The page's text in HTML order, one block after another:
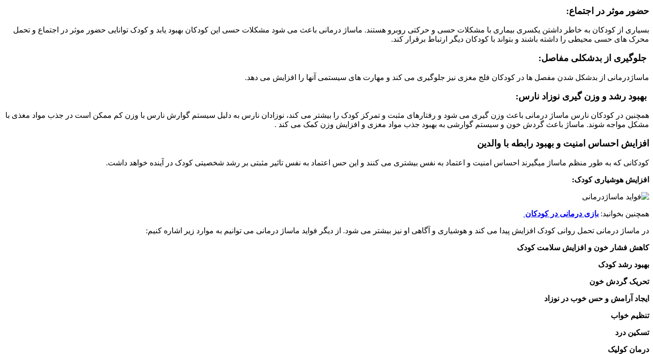
حضور موثر در اجتماع:
بسیاری از کودکان به خاطر داشتن یکسری بیماری با مشکلات حسی و حرکتی روبرو هستند. ماساژ درمانی باعث می شود مشکلات حسی این کودکان بهبود یابد و کودک توانایی حضور موثر در اجتماع و تحمل
محرک های حسی محیطی را داشته باشند و بتواند با کودکان دیگر ارتباط برقرار کند.
جلوگیری از بدشکلی مفاصل:
ماساژدرمانی از بدشکل شدن مفصل ها در کودکان فلج مغزی نیز جلوگیری می کند و مهارت های سیستمی آنها را افزایش می دهد.
بهبود رشد و وزن گیری نوزاد نارس:
همچنین در کودکان نارس ماساژ درمانی باعث وزن گیری می شود و رفتارهای مثبت و تمرکز کودک را بیشتر می کند، نوزادان نارس به دلیل سیستم گوارش نارس با وزن کم ممکن است در جذب مواد مغذی با
مشکل مواجه شوند. ماساژ باعث گردش خون و سیستم گوارشی به بهبود جذب مواد مغزی و افزایش وزن کمک می کند .
افزایش احساس امنیت و بهبود رابطه با والدین
کودکانی که به طور منظم ماساژ میگیرند احساس امنیت و اعتماد به نفس بیشتری می کنند و این حس اعتماد به نفس تاثیر مثبتی بر رشد شخصیتی کودک در آینده خواهد داشت.
افزایش هوشیاری کودک:
همچنین بخوانید: بازی درمانی در کودکان
در ماساژ درمانی تحمل روانی کودک افزایش پیدا می کند و هوشیاری و آگاهی او نیز بیشتر می شود. از دیگر فواید ماساژ درمانی می توانیم به موارد زیر اشاره کنیم:
کاهش فشار خون و افزایش سلامت کودک
بهبود رشد کودک
تحریک گردش خون
ایجاد آرامش و حس خوب در نوزاد
تنظیم خواب
تسکین درد
درمان کولیک